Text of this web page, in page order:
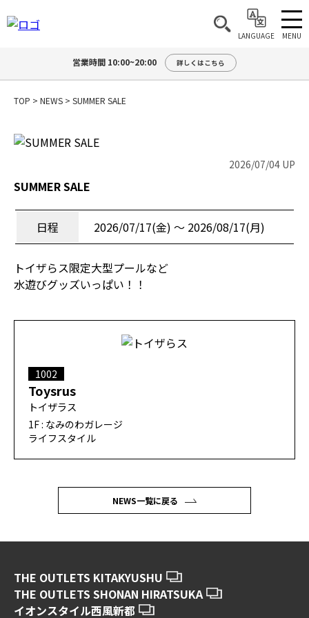
LANGUAGE MENU
営業時間 10:00~20:00 詳しくはこちら
TOP > NEWS > SUMMER SALE
2026/07/04 UP
SUMMER SALE
日程 2026/07/17(金) 〜 2026/08/17(月)
トイザらス限定大型プールなど
水遊びグッズいっぱい！！
1002
Toysrus
トイザラス
1F : なみのわガレージ
ライフスタイル
NEWS一覧に戻る
THE OUTLETS KITAKYUSHU
THE OUTLETS SHONAN HIRATSUKA
イオンスタイル西風新都